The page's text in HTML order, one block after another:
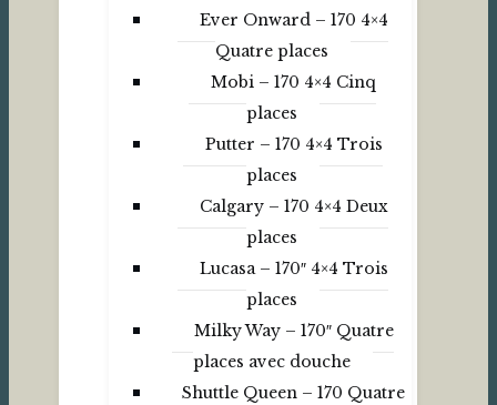
Ever Onward – 170 4×4
Quatre places
Mobi – 170 4×4 Cinq
places
Putter – 170 4×4 Trois
places
Calgary – 170 4×4 Deux
places
Lucasa – 170″ 4×4 Trois
places
Milky Way – 170″ Quatre
places avec douche
Shuttle Queen – 170 Quatre